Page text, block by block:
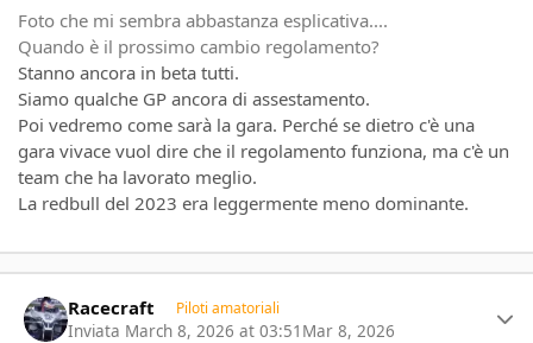
Foto che mi sembra abbastanza esplicativa....
Quando è il prossimo cambio regolamento?
Stanno ancora in beta tutti.
Siamo qualche GP ancora di assestamento.
Poi vedremo come sarà la gara. Perché se dietro c'è una
gara vivace vuol dire che il regolamento funziona, ma c'è un
team che ha lavorato meglio.
La redbull del 2023 era leggermente meno dominante.
Racecraft Piloti amatoriali
Inviata March 8, 2026 at 03:51 Mar 8, 2026